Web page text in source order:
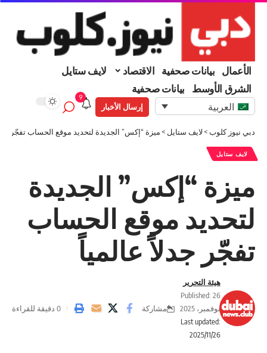
الأعمال بيانات صحفية الاقتصاد
لايف ستايل
الشرق الأوسط
بيانات صحفية
العربية إرسال الأخبار
9
دبي نيوز كلوب> لايف ستايل > ميزة “إكس” الجديدة لتحديد موقع الحساب تفجّر
لايف ستايل
ميزة “إكس” الجديدة
لتحديد موقع الحساب
تفجّر جدلاً عالمياً
Last updated:
2025/11/26
هيئة التحرير
Published: 26
نوفمبر، 2025
مشاركة 0 دقيقة للقراءة